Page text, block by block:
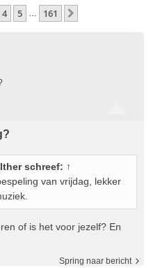
161
4 5 161
schreef: ↑
van vrijdag, lekker
of is het voor jezelf? En
Spring naar bericht